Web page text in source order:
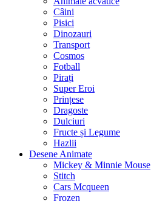
Câini
Pisici
Dinozauri
Transport
Cosmos
Fotball
Pirați
Super Eroi
Prințese
Dragoste
Dulciuri
Fructe și Legume
Hazlii
Desene Animate
Mickey & Minnie Mouse
Stitch
Cars Mcqueen
Frozen